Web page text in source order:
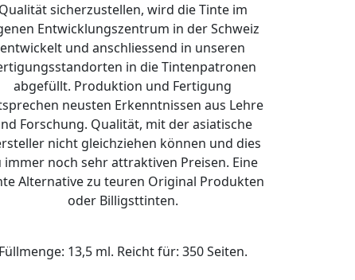
Qualität sicherzustellen, wird die Tinte im
Entwicklungszentrum in der Schweiz
entwickelt und anschliessend in unseren
in die Tintenpatronen
abgefüllt. Produktion und Fertigung
neusten Erkenntnissen aus Lehre
Forschung. Qualität, mit der asiatische
nicht gleichziehen können und dies
immer noch sehr attraktiven Preisen. Eine
Alternative zu teuren Original Produkten
oder Billigsttinten.
Füllmenge: 13,5 ml. Reicht für: 350 Seiten.